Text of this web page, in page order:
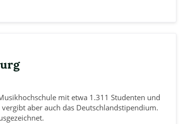
mit etwa 1.311 Studenten und
aber auch das Deutschlandstipendium.